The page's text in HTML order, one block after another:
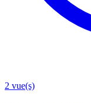
2 vue(s)